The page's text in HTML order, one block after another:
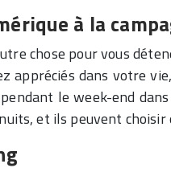
à la
chose pour vous
appréciés dans votre
le week-end
et ils peuvent